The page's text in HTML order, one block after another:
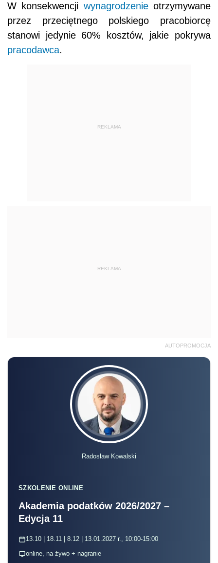
W konsekwencji wynagrodzenieotrzymywane
przez przeciętnego polskiego pracobiorcę
stanowi jedynie 60% kosztów, jakie pokrywa
pracodawca.
REKLAMA
REKLAMA
AUTOPROMOCJA
Radosław Kowalski
SZKOLENIE ONLINE
Akademia podatków 2026/2027 –
Edycja 11
13.10 | 18.11 | 8.12 | 13.01.2027 r., 10:00-15:00
online, na żywo + nagranie